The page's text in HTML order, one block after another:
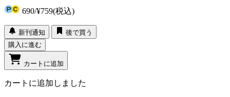
690/¥759(税込)
新刊通知
後で買う
購入に進む
カートに追加
カートに追加しました